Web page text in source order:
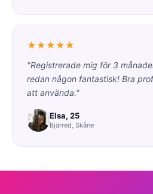
★★★★★
"Registrerade mig för 3
redan någon fantastisk! Bra
att använda."
Elsa, 25
Bjärred, Skåne